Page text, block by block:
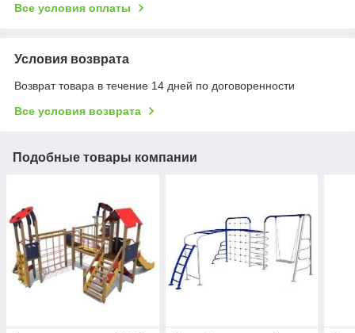
Все условия оплаты
Условия возврата
Возврат товара в течение 14 дней по договоренности
Все условия возврата
Подобные товары компании